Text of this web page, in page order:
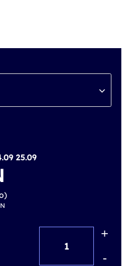
25.09
+
-